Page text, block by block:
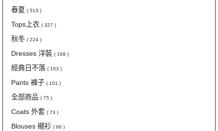
春夏 ( 513 )
Tops上衣 ( 327 )
秋冬 ( 224 )
Dresses 洋裝 ( 168 )
經典日不落 ( 103 )
Pants 褲子 ( 101 )
全部商品 ( 75 )
Coats 外套 ( 73 )
Blouses 襯衫 ( 66 )